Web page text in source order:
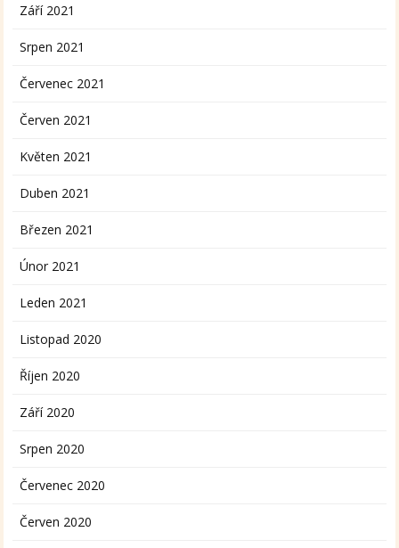
Září 2021
Srpen 2021
Červenec 2021
Červen 2021
Květen 2021
Duben 2021
Březen 2021
Únor 2021
Leden 2021
Listopad 2020
Říjen 2020
Září 2020
Srpen 2020
Červenec 2020
Červen 2020